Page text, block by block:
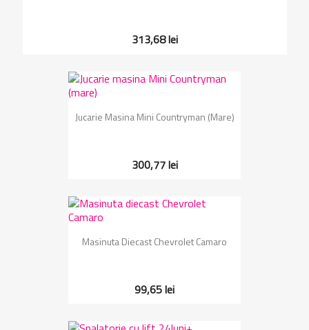
313,68 lei
Jucarie Masina Mini Countryman (mare)
300,77 lei
Masinuta Diecast Chevrolet Camaro
99,65 lei